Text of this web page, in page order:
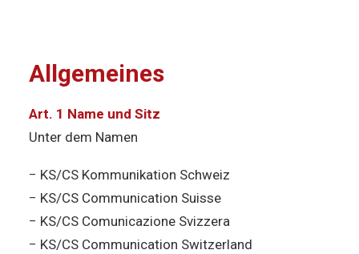
Allgemeines
Art. 1 Name und Sitz
Unter dem Namen
− KS/CS Kommunikation Schweiz
− KS/CS Communication Suisse
− KS/CS Comunicazione Svizzera
− KS/CS Communication Switzerland